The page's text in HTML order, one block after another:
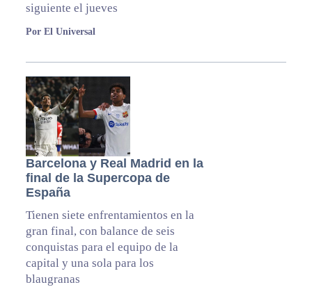
siguiente el jueves
Por El Universal
Barcelona y Real Madrid en la
final de la Supercopa de
España
Tienen siete enfrentamientos en la
gran final, con balance de seis
conquistas para el equipo de la
capital y una sola para los
blaugranas